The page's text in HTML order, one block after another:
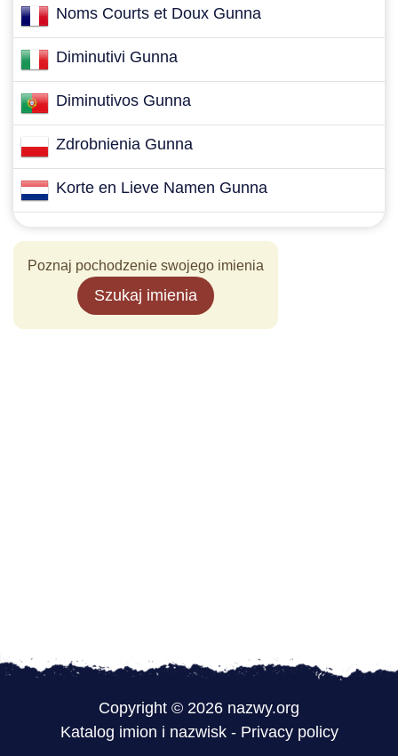
Noms Courts et Doux Gunna
Diminutivi Gunna
Diminutivos Gunna
Zdrobnienia Gunna
Korte en Lieve Namen Gunna
Poznaj pochodzenie swojego imienia
Szukaj imienia
Copyright © 2026 nazwy.org
Katalog imion i nazwisk- Privacy policy